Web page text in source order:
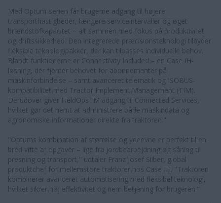
Med Optum-serien får brugerne adgang til højere
transporthastigheder, længere serviceintervaller og øget
brændstofkapacitet – alt sammen med fokus på produktivitet
og driftssikkerhed. Den integrerede præcisionsteknologi tilbyder
fleksible teknologipakker, der kan tilpasses individuelle behov.
Blandt funktionerne er Connectivity Included – en Case IH-
løsning, der fjerner behovet for abonnementer på
maskinforbindelse – samt avanceret telematik og ISOBUS-
kompatibilitet med Tractor Implement Management (TIM).
Derudover giver FieldOpsTM adgang til Connected Services,
hvilket gør det nemt at administrere både maskindata og
agronomiske informationer direkte fra traktoren."
"Optums kombination af størrelse og ydeevne er perfekt til en
bred vifte af opgaver – lige fra jordbearbejdning og såning til
presning og transport," udtaler Franz Josef Silber, global
produktchef for mellemstore traktorer hos Case IH. "Traktoren
kombinerer avanceret automatisering med fleksibel teknologi,
hvilket sikrer høj effektivitet og nem betjening for brugeren."